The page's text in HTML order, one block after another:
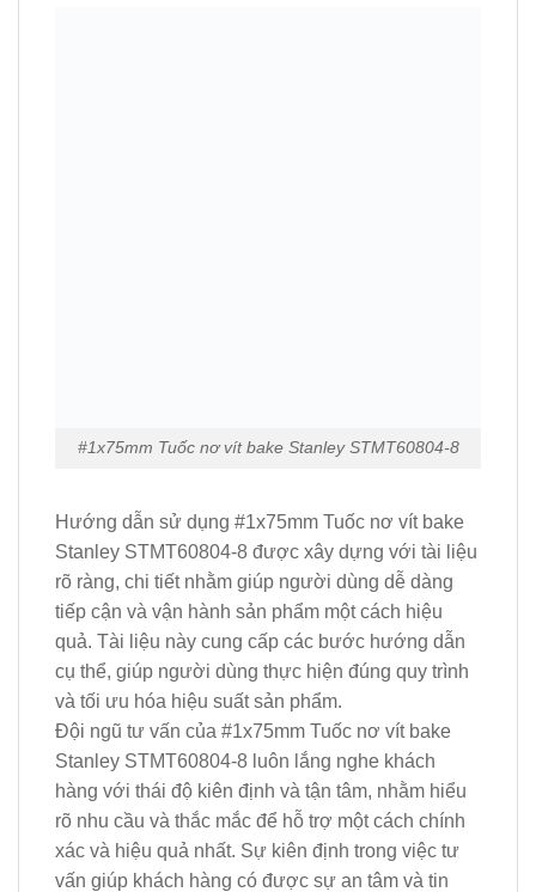
#1x75mm Tuốc nơ vít bake Stanley STMT60804-8
Hướng dẫn sử dụng #1x75mm Tuốc nơ vít bake
Stanley STMT60804-8 được xây dựng với tài liệu
rõ ràng, chi tiết nhằm giúp người dùng dễ dàng
tiếp cận và vận hành sản phẩm một cách hiệu
quả. Tài liệu này cung cấp các bước hướng dẫn
cụ thể, giúp người dùng thực hiện đúng quy trình
và tối ưu hóa hiệu suất sản phẩm.
Đội ngũ tư vấn của #1x75mm Tuốc nơ vít bake
Stanley STMT60804-8 luôn lắng nghe khách
hàng với thái độ kiên định và tận tâm, nhằm hiểu
rõ nhu cầu và thắc mắc để hỗ trợ một cách chính
xác và hiệu quả nhất. Sự kiên định trong việc tư
vấn giúp khách hàng có được sự an tâm và tin